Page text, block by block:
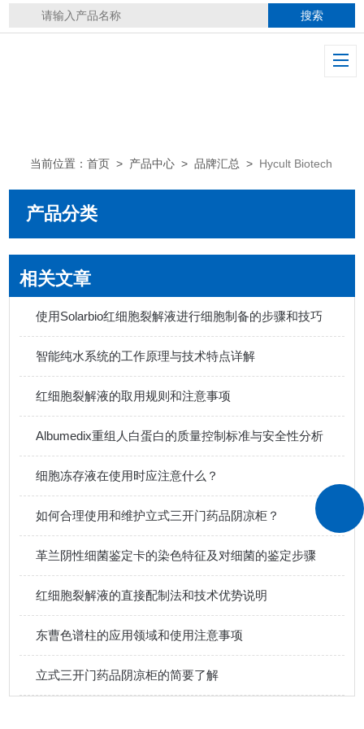
当前位置：首页 > 产品中心 >品牌汇总 > Hycult Biotech
产品分类
相关文章
使用Solarbio红细胞裂解液进行细胞制备的步骤和技巧
智能纯水系统的工作原理与技术特点详解
红细胞裂解液的取用规则和注意事项
Albumedix重组人白蛋白的质量控制标准与安全性分析
细胞冻存液在使用时应注意什么？
如何合理使用和维护立式三开门药品阴凉柜？
革兰阴性细菌鉴定卡的染色特征及对细菌的鉴定步骤
红细胞裂解液的直接配制法和技术优势说明
东曹色谱柱的应用领域和使用注意事项
立式三开门药品阴凉柜的简要了解